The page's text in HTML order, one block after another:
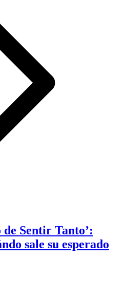
Sentir Tanto’:
sale su esperado